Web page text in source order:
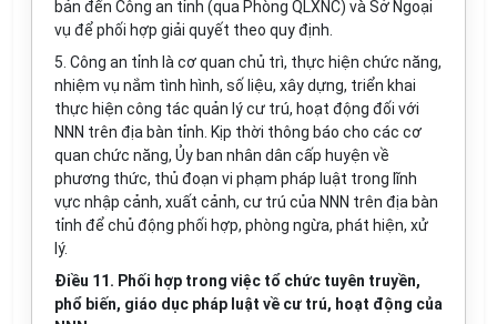
bản đến Công an tỉnh (qua Phòng QLXNC) và Sở Ngoại
vụ đểphối hợp giải quyết theo quy định.
5. Công an tỉnh là cơ quan chủ trì, thực hiện chức năng,
nhiệm vụ nắm tình hình, số liệu, xây dựng, triển khai
thực hiện công tác quản lý cư trú, hoạt động đối với
NNN trên địa bàn tỉnh. Kịp thời thông báo cho các cơ
quan chức năng, Ủy ban nhân dân cấp huyện về
phương thức, thủ đoạn vi phạm pháp luật trong lĩnh
vực nhập cảnh, xuất cảnh, cư trú của NNN trên địa bàn
tỉnh để chủ động phối hợp, phòng ngừa, phát hiện, xử
lý.
Điều 11. Phối hợp trong việc tổ chức tuyên truyền,
phổ biến, giáo dục pháp luật về cư trú, hoạt động của